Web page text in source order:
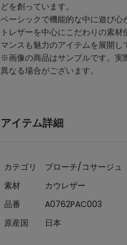
どを創っています。
ベーシックで機能的な中に遊び
トレザーを中心にこだわりの素
マンスも魅力のアイテムを展開し
※画像の商品はサンプルです。実
異なる場合がございます。
アイテム詳細
カテゴリ
ブローチ/コサージュ
素材
カウレザー
品番
A0762PAC003
原産国
日本